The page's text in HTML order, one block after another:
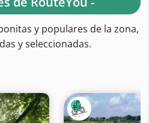
y populares de la zona,
y seleccionadas.